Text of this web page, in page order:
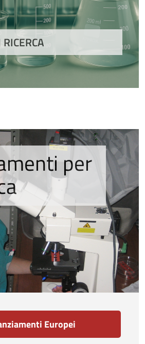
Europei
per